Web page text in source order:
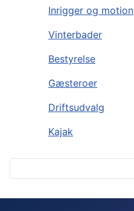
Inrigger og motion
Vinterbader
Bestyrelse
Gæsteroer
Driftsudvalg
Kajak